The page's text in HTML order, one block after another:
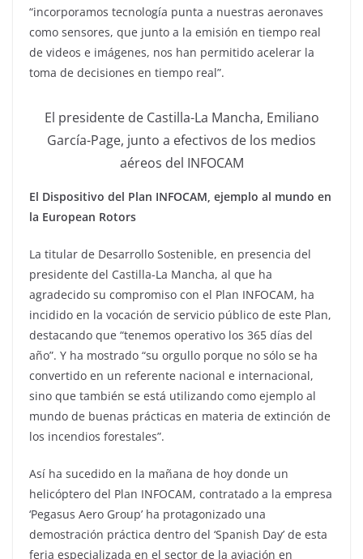
“incorporamos tecnología punta a nuestras aeronaves
como sensores, que junto a la emisión en tiempo real
de videos e imágenes, nos han permitido acelerar la
toma de decisiones en tiempo real”.
El presidente de Castilla-La Mancha, Emiliano
García-Page, junto a efectivos de los medios
aéreos del INFOCAM
El Dispositivo del Plan INFOCAM, ejemplo al mundo en
la European Rotors
La titular de Desarrollo Sostenible, en presencia del
presidente del Castilla-La Mancha, al que ha
agradecido su compromiso con el Plan INFOCAM, ha
incidido en la vocación de servicio público de este Plan,
destacando que “tenemos operativo los 365 días del
año”. Y ha mostrado “su orgullo porque no sólo se ha
convertido en un referente nacional e internacional,
sino que también se está utilizando como ejemplo al
mundo de buenas prácticas en materia de extinción de
los incendios forestales”.
Así ha sucedido en la mañana de hoy donde un
helicóptero del Plan INFOCAM, contratado a la empresa
‘Pegasus Aero Group’ ha protagonizado una
demostración práctica dentro del ‘Spanish Day’ de esta
feria especializada en el sector de la aviación en